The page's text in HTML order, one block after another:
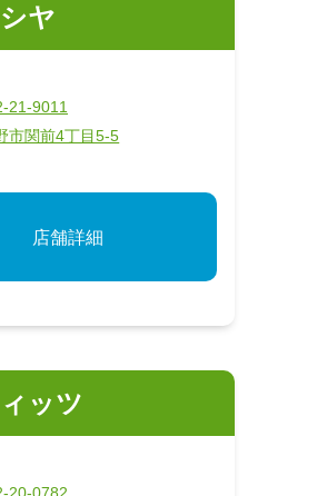
ヤ
21-9011
市関前4丁目5-5
店舗詳細
ッツ